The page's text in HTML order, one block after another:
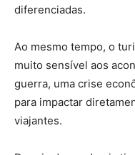
diferenciadas.
Ao mesmo tempo, o
muito sensível aos
guerra, uma crise
para impactar
viajantes.